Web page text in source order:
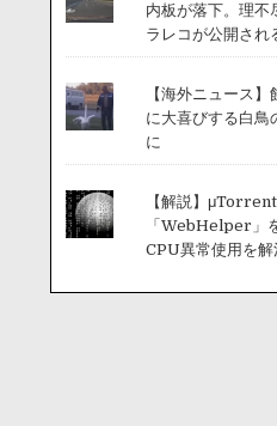
内板が落下。理不
ラレコが公開され
【海外ニュース】
に大喜びする白鳥
に
【解説】
「WebHelper」
CPU異常使用を解